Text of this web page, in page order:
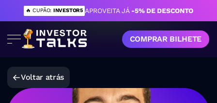
🔥 CUPÃO: INVESTOR5 APROVEITA JÁ -5% DE DESCONTO
COMPRAR BILHETE
Voltar atrás